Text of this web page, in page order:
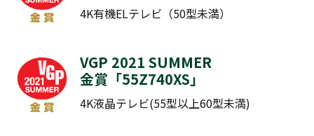
4K有機ELテレビ（50型未満）
VGP 2021 SUMMER
金賞「55Z740XS」
4K液晶テレビ(55型以上60型未満)